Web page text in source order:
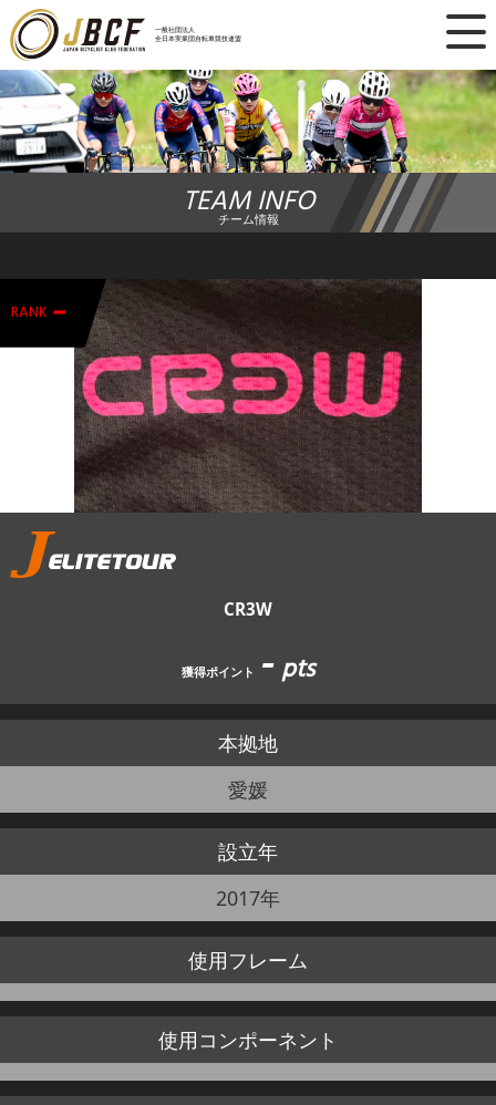
一般社団法人
全日本実業団自転車競技連盟
×
ニュース
レース日程
ランキング
チーム・選手
競技ガイド
加盟・登録
エントリー
JBCF ROAD SERIESとは
TEAM INFO
チーム情報
RANK -
CR3W
獲得ポイント -pts
本拠地
愛媛
設立年
2017年
使用フレーム
使用コンポーネント